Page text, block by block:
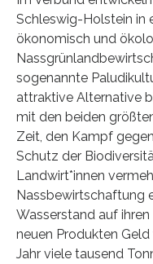
Schleswig-Holstein in
ökonomisch und
sogenannte
attraktive Alternative
mit den beiden
Zeit, den Kampf
Schutz der
Landwirt*innen
Nassbewirtschaftung
Wasserstand auf
neuen Produkten
Jahr viele tausend